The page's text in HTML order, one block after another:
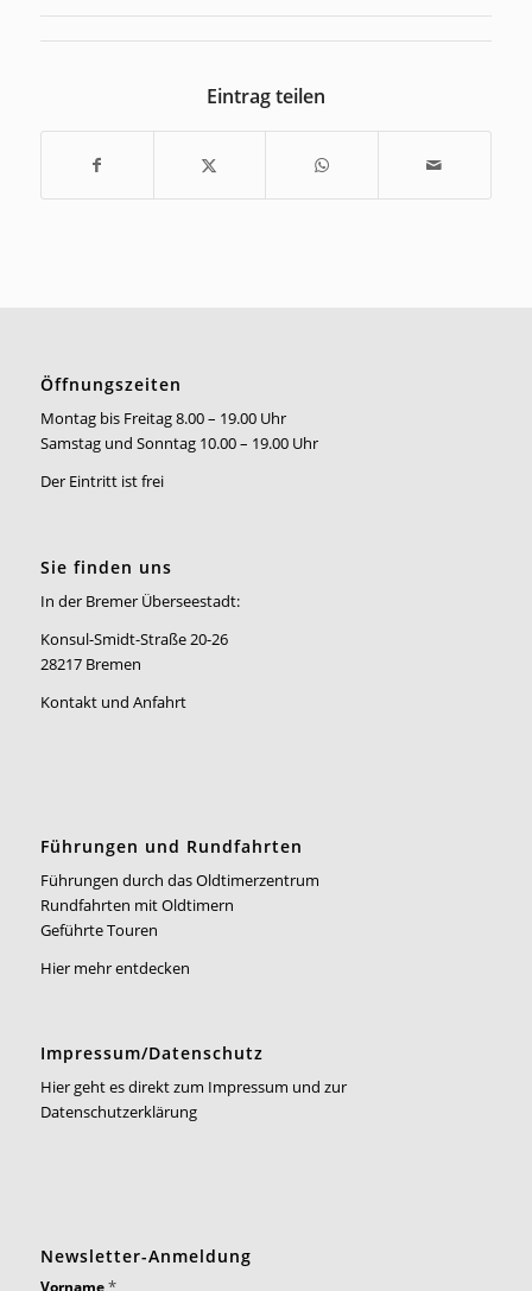
Eintrag teilen
Öffnungszeiten
Montag bis Freitag 8.00 – 19.00 Uhr
Samstag und Sonntag 10.00 – 19.00 Uhr
Der Eintritt ist frei
Sie finden uns
In der Bremer Überseestadt:
Konsul-Smidt-Straße 20-26
28217 Bremen
Kontakt und Anfahrt
Führungen und Rundfahrten
Führungen durch das Oldtimerzentrum
Rundfahrten mit Oldtimern
Geführte Touren
Hier mehr entdecken
Impressum/Datenschutz
Hier geht es direkt zum Impressum und zur
Datenschutzerklärung
Newsletter-Anmeldung